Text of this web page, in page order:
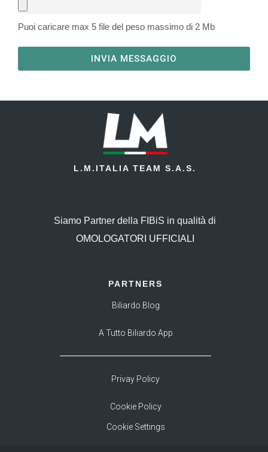
Puoi caricare max 5 file del peso massimo di 2 Mb
INVIA MESSAGGIO
L.M.ITALIA TEAM S.A.S.
Siamo Partner della FIBiS in qualità di
OMOLOGATORI UFFICIALI
PARTNERS
Biliardo Blog
A Tutto Biliardo App
Privay Policy
Cookie Policy
Cookie Settings